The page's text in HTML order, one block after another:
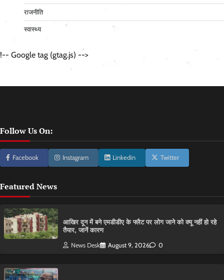
राजनीति
स्वास्थ्य
!-- Google tag (gtag.js) -->
Follow Us On:
Facebook Instagram Linkedin Twitter
Featured News
आ​खिर दून में बने एमडीडीए के फ्लैट पर लोग जाने को क्यू नहीं हो रहे
तैयार, जानें कारण
News Desk August 9, 2026 0